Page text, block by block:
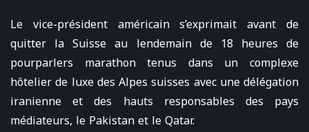
Le vice-président américain s’exprimait avant de
quitter la Suisse au lendemain de 18 heures de
pourparlers marathon tenus dans un complexe
hôtelier de luxe des Alpes suisses avec une délégation
iranienne et des hauts responsables des pays
médiateurs, le Pakistan et le Qatar.